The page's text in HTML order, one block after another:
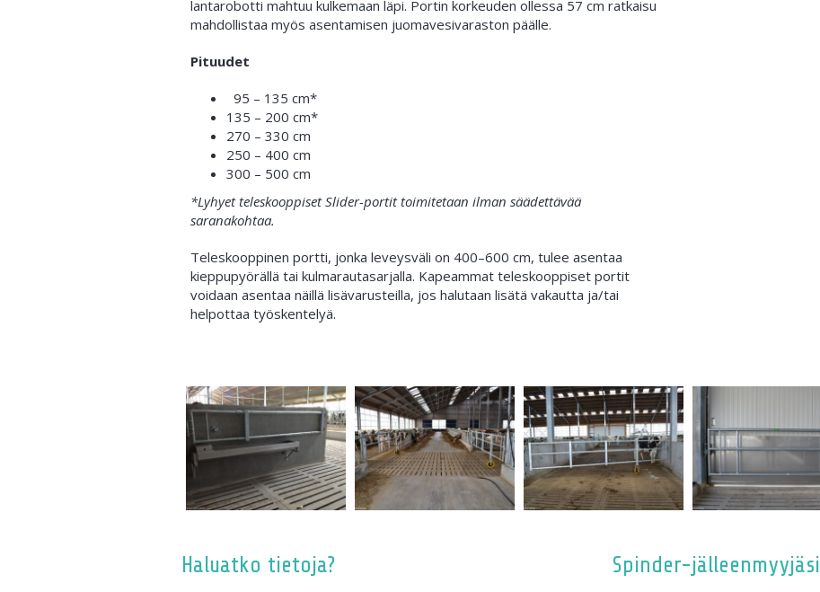
lantarobotti mahtuu kulkemaan läpi. Portin korkeuden ollessa 57 cm ratkaisu
mahdollistaa myös asentamisen juomavesivaraston päälle.
Pituudet
95 – 135 cm*
135 – 200 cm*
270 – 330 cm
250 – 400 cm
300 – 500 cm
*Lyhyet teleskooppiset Slider-portit toimitetaan ilman säädettävää
saranakohtaa.
Teleskooppinen portti, jonka leveysväli on 400–600 cm, tulee asentaa
kieppupyörällä tai kulmarautasarjalla. Kapeammat teleskooppiset portit
voidaan asentaa näillä lisävarusteilla, jos halutaan lisätä vakautta ja/tai
helpottaa työskentelyä.
Haluatko tietoja? Spinder-jälleenmyyjäsi